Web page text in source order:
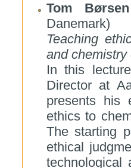
Tom Børsen
Danemark)
Teaching
and
In this
Director at
presents his
ethics to
The starting
ethical
technological